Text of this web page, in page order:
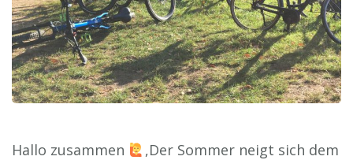
Hallo zusammen
,Der Sommer neigt sich dem